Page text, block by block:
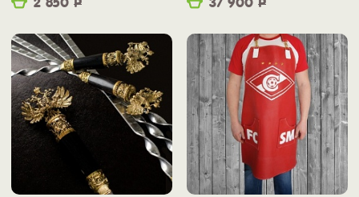
2 850 Р
37 900 Р